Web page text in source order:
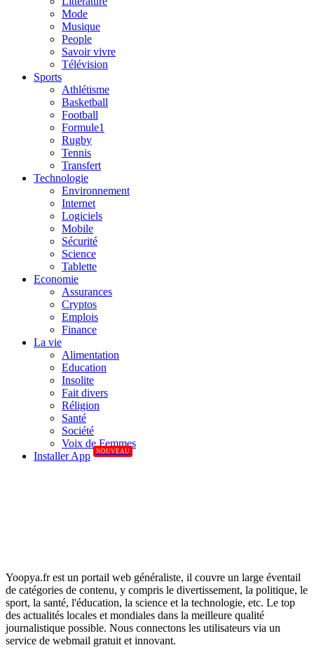
Mode
Musique
People
Savoir vivre
Télévision
Sports
Athlétisme
Basketball
Football
Formule1
Rugby
Tennis
Transfert
Technologie
Environnement
Internet
Logiciels
Mobile
Sécurité
Science
Tablette
Economie
Assurances
Cryptos
Emplois
Finance
La vie
Alimentation
Education
Insolite
Fait divers
Réligion
Santé
Société
Voix de Femmes
Installer App
NOUVEAU
Yoopya.fr est un portail web généraliste, il couvre un large éventail
de catégories de contenu, y compris le divertissement, la politique, le
sport, la santé, l'éducation, la science et la technologie, etc. Le top
des actualités locales et mondiales dans la meilleure qualité
journalistique possible. Nous connectons les utilisateurs via un
service de webmail gratuit et innovant.